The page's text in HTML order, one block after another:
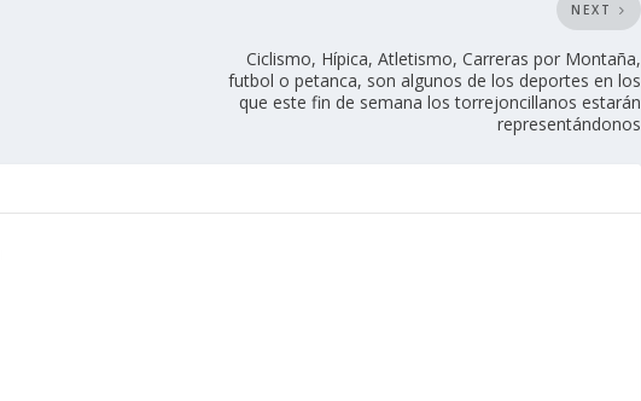
NEXT
Ciclismo, Hípica, Atletismo, Carreras por Montaña,
futbol o petanca, son algunos de los deportes en los
que este fin de semana los torrejoncillanos estarán
representándonos